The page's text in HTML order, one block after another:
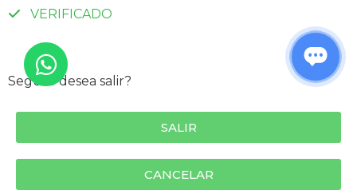
VERIFICADO
Seguro desea salir?
SALIR
CANCELAR